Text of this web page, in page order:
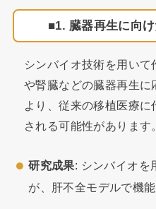
1. 臓器再生に向
シンバイオ技術を用い
や腎臓などの臓器再生に
より、従来の移植医療
される可能性があります。
研究成果: シンバイオを
が、肝不全モデルで機能